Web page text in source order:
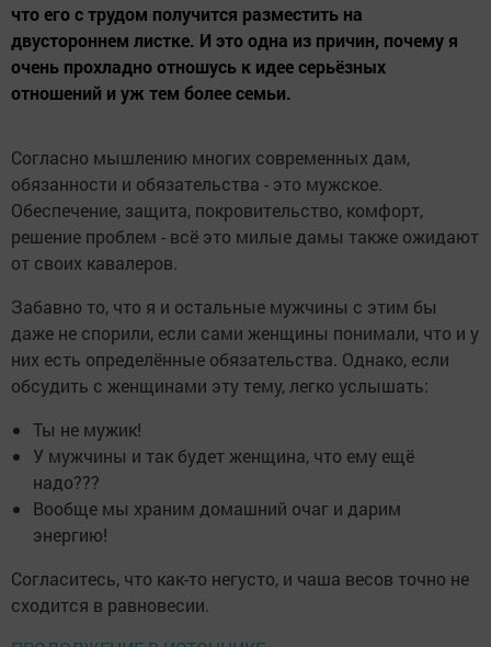
что его с трудом получится разместить на
двустороннем листке. И это одна из причин, почему я
очень прохладно отношусь к идее серьёзных
отношений и уж тем более семьи.
Согласно мышлению многих современных дам,
обязанности и обязательства - это мужское.
Обеспечение, защита, покровительство, комфорт,
решение проблем - всё это милые дамы также ожидают
от своих кавалеров.
Забавно то, что я и остальные мужчины с этим бы
даже не спорили, если сами женщины понимали, что и у
них есть определённые обязательства. Однако, если
обсудить с женщинами эту тему, легко услышать:
Ты не мужик!
У мужчины и так будет женщина, что ему ещё
надо???
Вообще мы храним домашний очаг и дарим
энергию!
Согласитесь, что как-то негусто, и чаша весов точно не
сходится в равновесии.